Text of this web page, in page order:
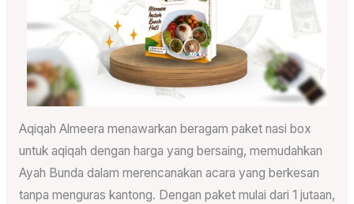
Aqiqah Almeera menawarkan beragam paket nasi box
untuk aqiqah dengan harga yang bersaing, memudahkan
Ayah Bunda dalam merencanakan acara yang berkesan
tanpa menguras kantong. Dengan paket mulai dari 1 jutaan,